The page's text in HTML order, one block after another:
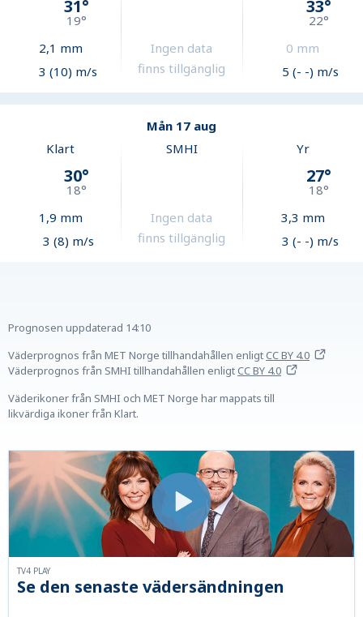
31°
19°
2,1 mm
3 (10) m/s
Ingen data
finns tillgänglig
33°
22°
0 mm
5 (- -) m/s
Mån 17 aug
Klart
30°
18°
1,9 mm
3 (8) m/s
SMHI
Ingen data
finns tillgänglig
Yr
27°
18°
3,3 mm
3 (- -) m/s
Prognosen uppdaterad 14:10
Väderprognos från MET Norge tillhandahållen enligtCC BY 4.0
Väderprognos från SMHI tillhandahållen enligtCC BY 4.0
Väderikoner från SMHI och MET Norge har mappats till
likvärdiga ikoner från Klart.
Se den senaste vädersändningen
TV4 PLAY